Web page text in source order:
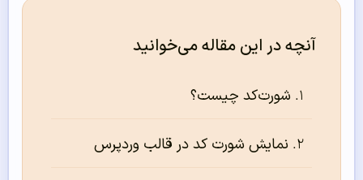
آنچه در این مقاله می‌خوانید
شورت‌‌کد چیست؟
نمایش شورت کد در قالب وردپرس